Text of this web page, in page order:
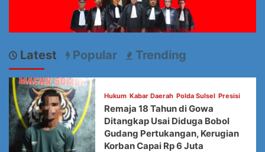
Latest Popular Trending
Hukum Kabar Daerah Polda Sulsel Presisi
Remaja 18 Tahun di Gowa
Ditangkap Usai Diduga Bobol
Gudang Pertukangan, Kerugian
Korban Capai Rp 6 Juta